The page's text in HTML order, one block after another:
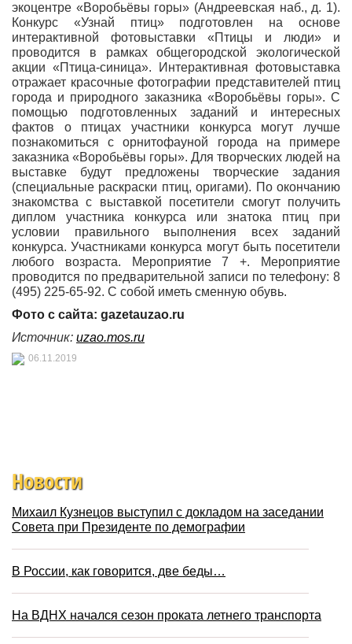
экоцентре «Воробьёвы горы» (Андреевская наб., д. 1).
Конкурс «Узнай птиц» подготовлен на основе
интерактивной фотовыставки «Птицы и люди» и
проводится в рамках общегородской экологической
акции «Птица-синица». Интерактивная фотовыставка
отражает красочные фотографии представителей птиц
города и природного заказника «Воробьёвы горы». С
помощью подготовленных заданий и интересных
фактов о птицах участники конкурса могут лучше
познакомиться с орнитофауной города на примере
заказника «Воробьёвы горы». Для творческих людей на
выставке будут предложены творческие задания
(специальные раскраски птиц, оригами). По окончанию
знакомства с выставкой посетители смогут получить
диплом участника конкурса или знатока птиц при
условии правильного выполнения всех заданий
конкурса. Участниками конкурса могут быть посетители
любого возраста. Мероприятие 7 +. Мероприятие
проводится по предварительной записи по телефону: 8
(495) 225-65-92. С собой иметь сменную обувь.
Фото с сайта: gazetauzao.ru
Источник: uzao.mos.ru
06.11.2019
Новости
Михаил Кузнецов выступил с докладом на заседании
Совета при Президенте по демографии
В России, как говорится, две беды…
На ВДНХ начался сезон проката летнего транспорта